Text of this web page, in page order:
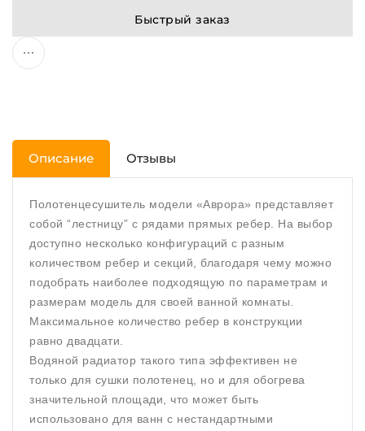
Быстрый заказ
Описание Отзывы
Полотенцесушитель модели «Аврора» представляет
собой “лестницу” с рядами прямых ребер. На выбор
доступно несколько конфигураций с разным
количеством ребер и секций, благодаря чему можно
подобрать наиболее подходящую по параметрам и
размерам модель для своей ванной комнаты.
Максимальное количество ребер в конструкции
равно двадцати.
Водяной радиатор такого типа эффективен не
только для сушки полотенец, но и для обогрева
значительной площади, что может быть
использовано для ванн с нестандартными